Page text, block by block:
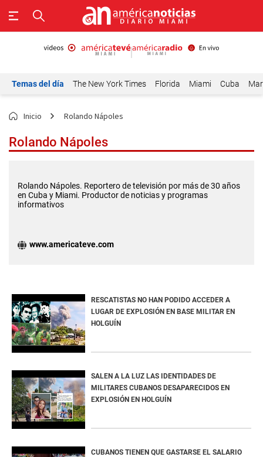
Temas del día The New York Times Florida Miami Cuba
Inicio Rolando Nápoles
Rolando Nápoles
Rolando Nápoles. Reportero de televisión por más de 30 años
en Cuba y Miami. Productor de noticias y programas
informativos
www.americateve.com
RESCATISTAS NO HAN PODIDO ACCEDER A
LUGAR DE EXPLOSIÓN EN BASE MILITAR EN
HOLGUÍN
SALEN A LA LUZ LAS IDENTIDADES DE
MILITARES CUBANOS DESAPARECIDOS EN
EXPLOSIÓN EN HOLGUÍN
CUBANOS TIENEN QUE GASTARSE EL SALARIO